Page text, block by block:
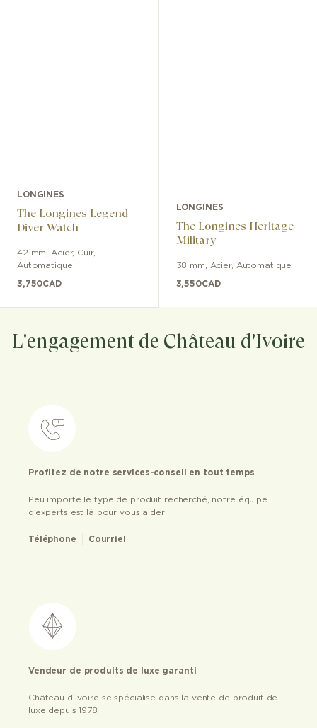
LONGINES
The Longines Legend
Diver Watch
42 mm Acier, Cuir,
Automatique
3,750CAD
LONGINES
The Longines Heritage
Military
38 mm Acier, Automatique
3,550CAD
L'engagement de Château d'Ivoire
Profitez de notre services-conseil en tout temps
Peu importe le type de produit recherché, notre équipe
d’experts est là pour vous aider
Téléphone Courriel
Vendeur de produits de luxe garanti
Château d’ivoire se spécialise dans la vente de produit de
luxe depuis 1978